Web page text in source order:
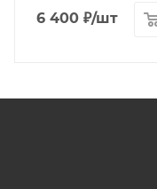
6 400 ₽/шт